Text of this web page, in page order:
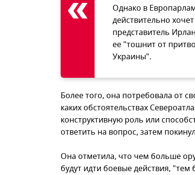
Однако в
действительно
представитель
ее "тошнит от
Украины".
Более того, она потребовала от
каких обстоятельствах
конструктивную роль или
ответить на вопрос, затем
Она отметила, что чем больше
будут идти боевые действия,